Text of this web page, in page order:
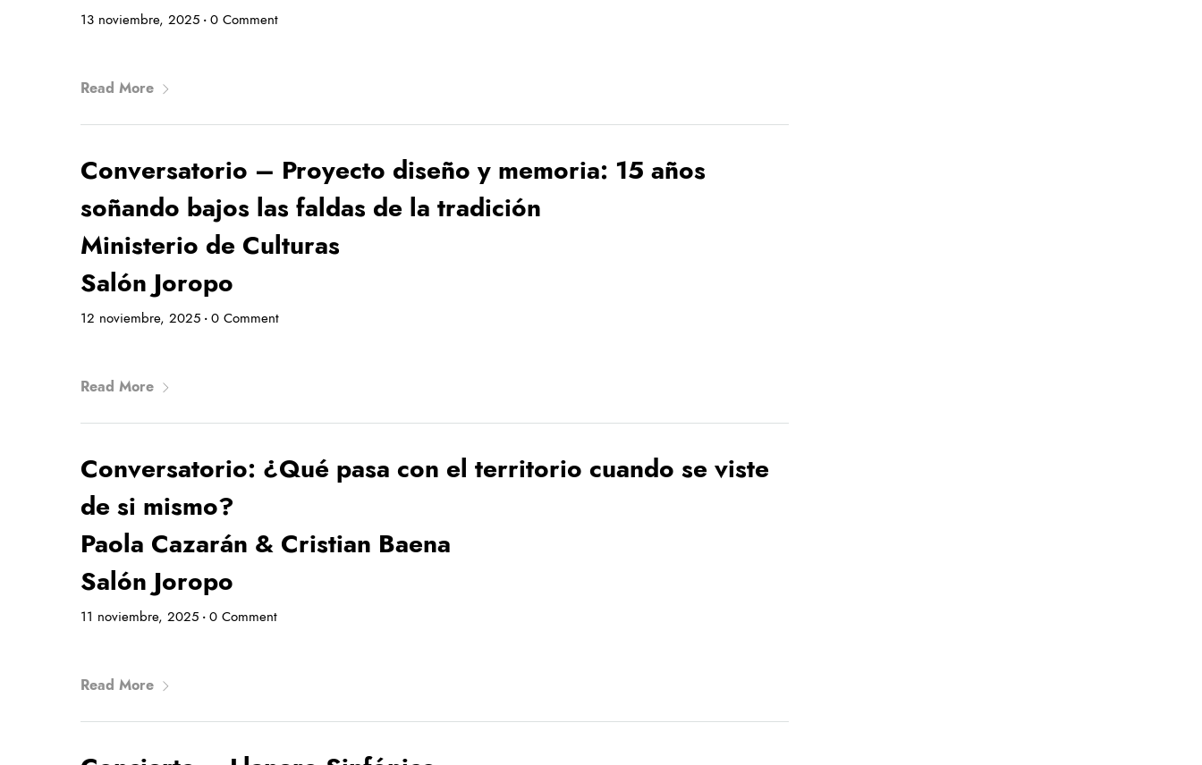
13 noviembre, 2025 • 0 Comment
Read More
Conversatorio – Proyecto diseño y memoria: 15 años
soñando bajos las faldas de la tradición
Ministerio de Culturas
Salón Joropo
12 noviembre, 2025 • 0 Comment
Read More
Conversatorio: ¿Qué pasa con el territorio cuando se viste
de si mismo?
Paola Cazarán & Cristian Baena
Salón Joropo
11 noviembre, 2025 • 0 Comment
Read More